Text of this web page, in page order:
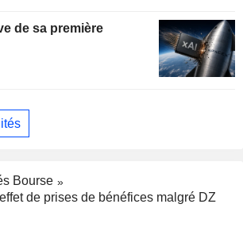
de sa première
Bourse
de prises de bénéfices malgré DZ